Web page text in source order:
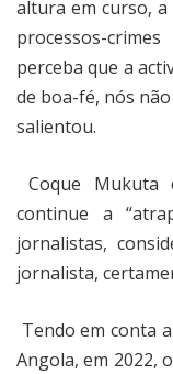
altura em curso,
processos-
perceba que a
de boa-fé, nós
salientou.
Coque Mukuta
continue a
jornalistas,
jornalista,
Tendo em conta
Angola, em 2022,